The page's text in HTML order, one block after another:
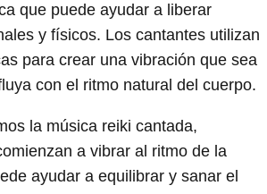
que puede ayudar a liberar
y físicos. Los cantantes utilizan
para crear una vibración que sea
con el ritmo natural del cuerpo.
la música reiki cantada,
a vibrar al ritmo de la
ayudar a equilibrar y sanar el